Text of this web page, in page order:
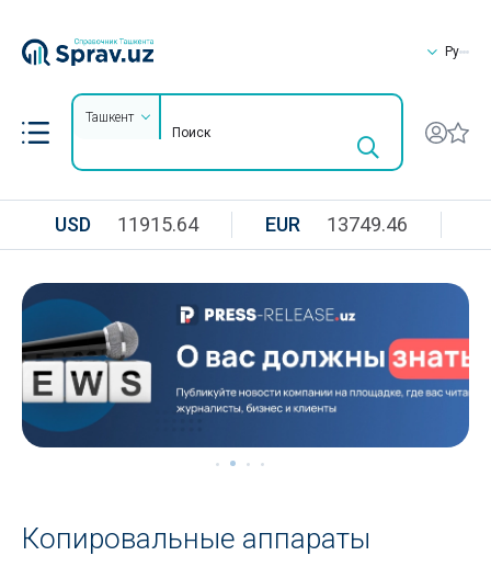
Ру
Ташкент
USD 11915.64 EUR 13749.46
Копировальные аппараты